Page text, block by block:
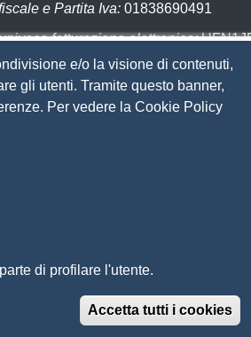
e Partita Iva: 01838690491
fatturazione elettronica:
PagoPA
di accessibilità
accessibilità
Maremma e Tirreno Itinerari
e/o la visione di contenuti,
gli utenti. Tramite questo banner,
Per vedere la Cookie Policy
di profilare l'utente.
Accetta tutti i cookies